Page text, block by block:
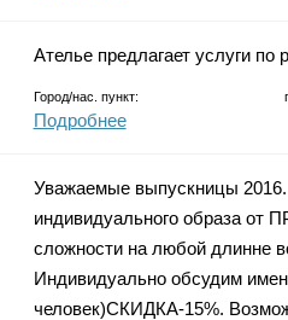
Ателье предлагает услуги
Город/нас. пункт: г.
Подробнее
Уважаемые выпускницы 2016.
индивидуального образа
сложности на любой длинне
Индивидуально обсудим
человек)СКИДКА-15%.